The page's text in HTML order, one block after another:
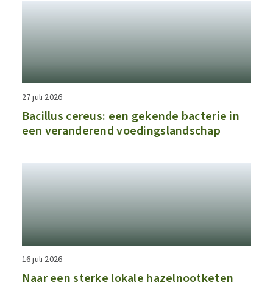
27 juli 2026
Bacillus cereus: een gekende bacterie in
een veranderend voedingslandschap
16 juli 2026
Naar een sterke lokale hazelnootketen